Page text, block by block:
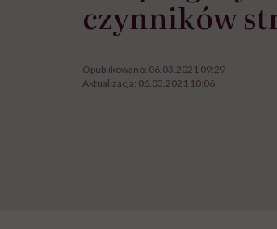
czynników
Opublikowano: 06.03.2021 09:29
Aktualizacja: 06.03.2021 10:06